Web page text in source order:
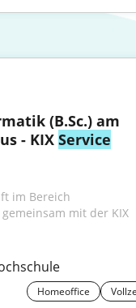
(B.Sc.) am
- KIX Service
im Bereich
Homeoffice